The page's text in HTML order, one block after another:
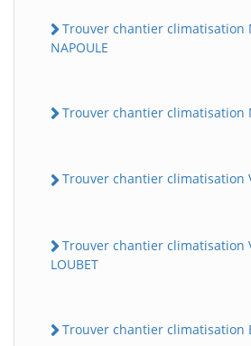
Trouver chantier climatisation
NAPOULE
Trouver chantier climatisation
Trouver chantier climatisation
Trouver chantier climatisation
LOUBET
Trouver chantier climatisation